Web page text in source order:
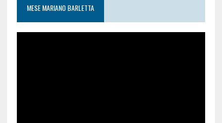
MESE MARIANO BARLETTA